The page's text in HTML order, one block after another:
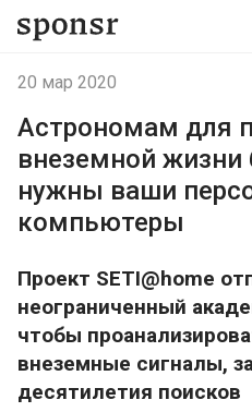
20 мар 2020
Астрономам для
внеземной жизни
нужны ваши
компьютеры
Проект SETI@home
неограниченный
чтобы
внеземные сигналы,
десятилетия поисков